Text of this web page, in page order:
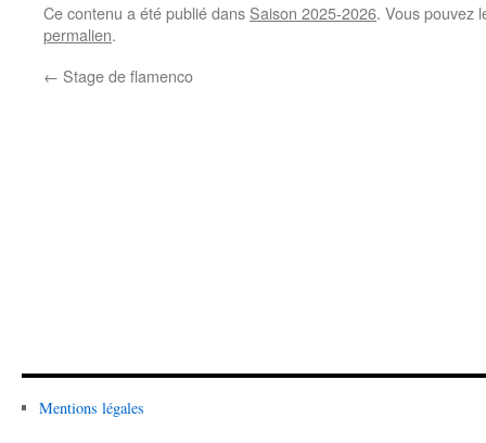
Ce contenu a été publié dans Saison 2025-2026. Vous pouvez
permalien.
← Stage de flamenco
Mentions légales